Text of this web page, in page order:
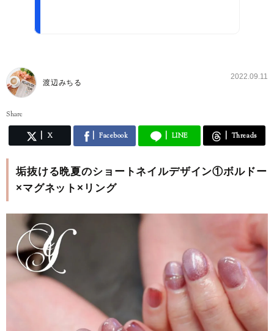
渡辺みちる
2022.09.11
Share
X Facebook LINE Threads
垢抜ける晩夏のショートネイルデザイン①ボルドー
×マグネット×リング